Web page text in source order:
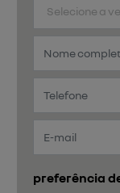
preferência